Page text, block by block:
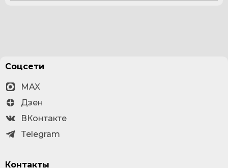
Соцсети
MAX
Дзен
ВКонтакте
Telegram
Контакты